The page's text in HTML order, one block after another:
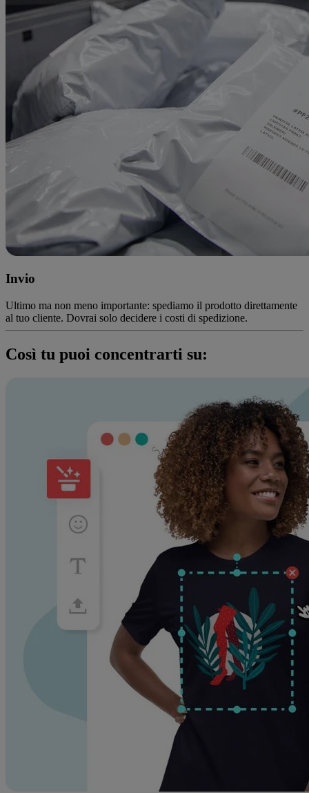
Invio
Ultimo ma non meno importante: spediamo il prodotto direttamente
al tuo cliente. Dovrai solo decidere i costi di spedizione.
Così tu puoi concentrarti su: